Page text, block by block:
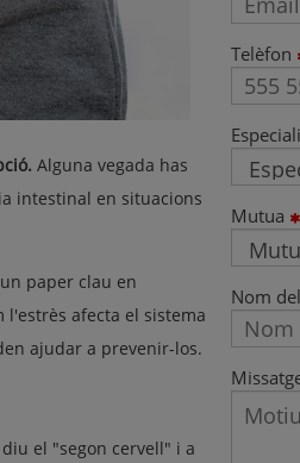
Alguna vegada has
intestinal en situacions
paper clau en
afecta el sistema
ajudar a prevenir-los.
el "segon cervell" i a
Telèfon
Mutua
Nom